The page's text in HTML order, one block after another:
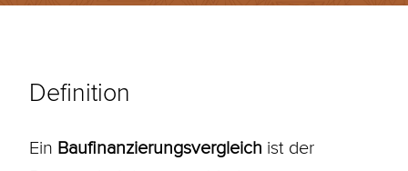
Definition
Ein Baufinanzierungsvergleich ist der